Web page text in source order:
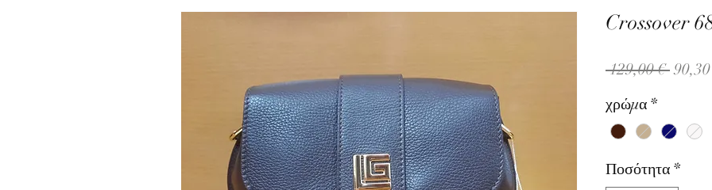
Crossover
129,00 €
χρώμα *
Ποσότητα *